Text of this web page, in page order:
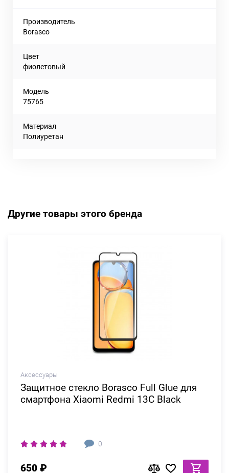
Производитель
Borasco
Цвет
фиолетовый
Модель
75765
Материал
Полиуретан
Другие товары этого бренда
Аксессуары
Защитное стекло Borasco Full Glue для
смартфона Xiaomi Redmi 13C Black
0
650 ₽